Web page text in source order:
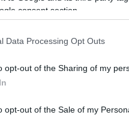
consent section.
Data Processing Opt Outs
opt-out of the Sharing of my
opt-out of the Sale of my
cette stratégie en achetant
de l’immobilier.